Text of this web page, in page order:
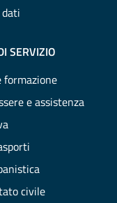
SERVIZIO
formazione
e assistenza
civile